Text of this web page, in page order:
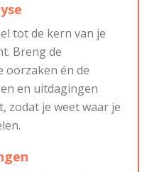
tot de kern van je
Breng de
oorzaken én de
en uitdagingen
zodat je weet waar je